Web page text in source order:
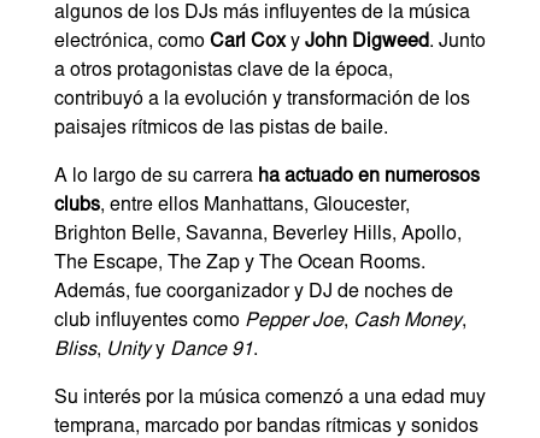
algunos de los DJs más influyentes de la música
electrónica, como Carl Coxy John Digweed. Junto
a otros protagonistas clave de la época,
contribuyó a la evolución y transformación de los
paisajes rítmicos de las pistas de baile.
A lo largo de su carrera ha actuado en numerosos
clubs, entre ellos Manhattans, Gloucester,
Brighton Belle, Savanna, Beverley Hills, Apollo,
The Escape, The Zap y The Ocean Rooms.
Además, fue coorganizador y DJ de noches de
club influyentes como Pepper Joe, Cash Money,
Bliss, Unityy Dance 91.
Su interés por la música comenzó a una edad muy
temprana, marcado por bandas rítmicas y sonidos